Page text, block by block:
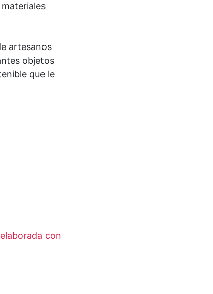
artesanos
objetos
que le
con